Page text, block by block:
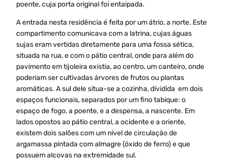
poente, cuja porta original foi entaipada.
A entrada nesta residência é feita por um átrio, a norte. Este
compartimento comunicava com a latrina, cujas águas
sujas eram vertidas diretamente para uma fossa sética,
situada na rua, e com o pátio central, onde para além do
pavimento em tijoleira existia, ao centro, um canteiro, onde
poderiam ser cultivadas árvores de frutos ou plantas
aromáticas. A sul dele situa-se a cozinha, dividida em dois
espaços funcionais, separados por um fino tabique: o
espaço de fogo, a poente, e a despensa, a nascente. Em
lados opostos ao pátio central, a ocidente e a oriente,
existem dois salões com um nível de circulação de
argamassa pintada com almagre (óxido de ferro) e que
possuem alcovas na extremidade sul.